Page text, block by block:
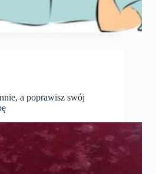
a poprawisz swój